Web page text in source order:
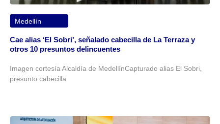
Medellín
Cae alias ‘El Sobri’, señalado cabecilla de La Terraza y
otros 10 presuntos delincuentes
Imagen cortesía Alcaldía de MedellínCapturado alias El Sobri,
presunto cabecilla